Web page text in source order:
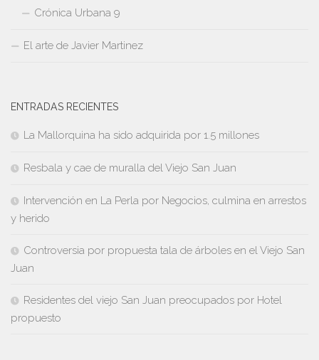
Crónica Urbana 9
El arte de Javier Martinez
ENTRADAS RECIENTES
La Mallorquina ha sido adquirida por 1.5 millones
Resbala y cae de muralla del Viejo San Juan
Intervención en La Perla por Negocios, culmina en arrestos
y herido
Controversia por propuesta tala de árboles en el Viejo San
Juan
Residentes del viejo San Juan preocupados por Hotel
propuesto